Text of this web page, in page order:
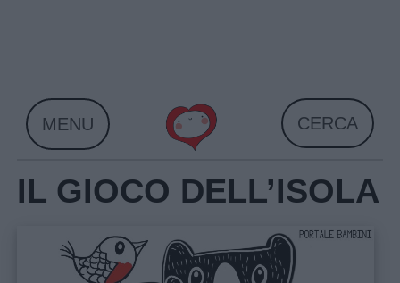
MENU CERCA
IL GIOCO DELL’ISOLA